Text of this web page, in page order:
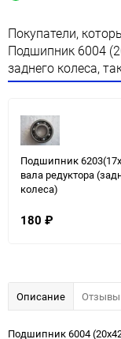
Покупатели,
Подшипник 6004
заднего колеса,
Подшипник
вала редуктора
колеса)
180 ₽
Описание Отзывы
Подшипник 6004